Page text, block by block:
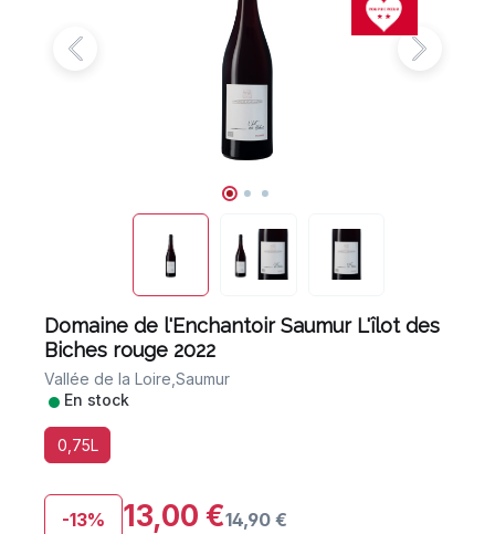
Domaine de l'Enchantoir Saumur L'îlot des
Biches rouge 2022
Vallée de la Loire, Saumur
•En stock
0,75L
-13% 13,00 €14,90 €